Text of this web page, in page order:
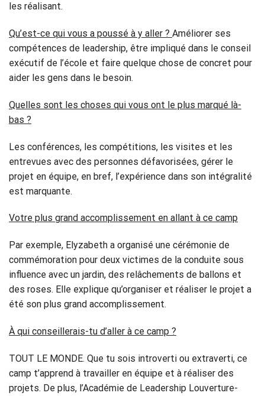
les réalisant.
Qu’est-ce qui vous a poussé à y aller ? Améliorer ses
compétences de leadership, être impliqué dans le conseil
exécutif de l’école et faire quelque chose de concret pour
aider les gens dans le besoin.
Quelles sont les choses qui vous ont le plus marqué là-
bas ?
Les conférences, les compétitions, les visites et les
entrevues avec des personnes défavorisées, gérer le
projet en équipe, en bref, l’expérience dans son intégralité
est marquante.
Votre plus grand accomplissement en allant à ce camp
Par exemple, Elyzabeth a organisé une cérémonie de
commémoration pour deux victimes de la conduite sous
influence avec un jardin, des relâchements de ballons et
des roses. Elle explique qu’organiser et réaliser le projet a
été son plus grand accomplissement.
À qui conseillerais-tu d’aller à ce camp ?
TOUT LE MONDE. Que tu sois introverti ou extraverti, ce
camp t’apprend à travailler en équipe et à réaliser des
projets. De plus, l’Académie de Leadership Louverture-